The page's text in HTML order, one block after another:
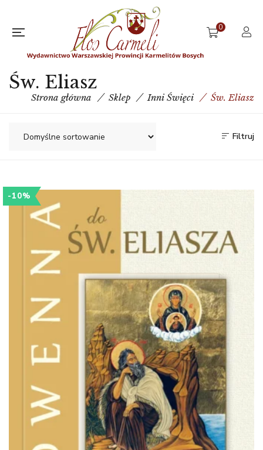
0
Św. Eliasz
Strona główna Sklep Inni Święci Św. Eliasz
Filtruj
-10%